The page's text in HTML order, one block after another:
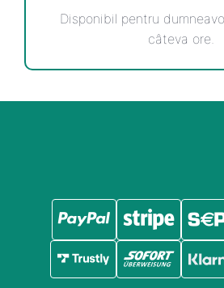
Disponibil pentru
câteva ore.